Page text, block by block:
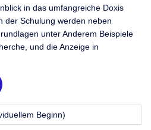
in das umfangreiche Doxis
der Schulung werden neben
unter Anderem Beispiele
und die Anzeige in
Beginn)